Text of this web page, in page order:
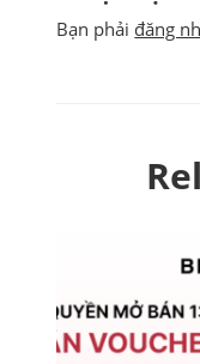
Bạn phải đăng